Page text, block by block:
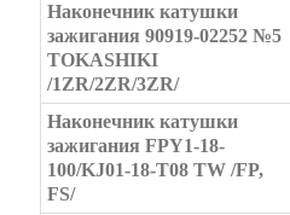
Наконечник катушки
зажигания 90919-02252 №5
TOKASHIKI
/1ZR/2ZR/3ZR/
Наконечник катушки
зажигания FPY1-18-
100/KJ01-18-T08 TW /FP,
FS/